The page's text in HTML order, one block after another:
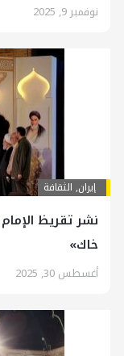
نوفمبر 9, 2025
إيران, الثقافة
نشر تقريظ
خاك»
أغسطس 30, 2025